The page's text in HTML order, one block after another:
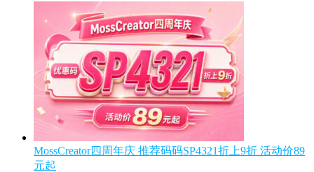
MossCreator四周年庆 推荐码码SP4321折上9折 活动价89
元起